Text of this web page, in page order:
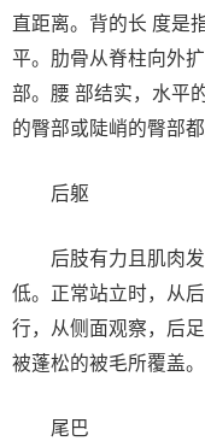
直距离。背的长 度是
平。肋骨从脊柱向外
部。腰 部结实，水平
的臀部或陡峭的臀部
后躯
后肢有力且肌肉发
低。正常站立时，从
行，从侧面观察，后
被蓬松的被毛所覆盖。
尾巴